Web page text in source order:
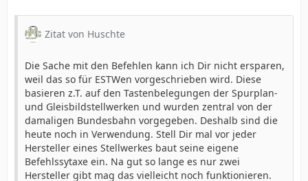
Zitat von Huschte
Die Sache mit den Befehlen kann ich Dir nicht ersparen,
weil das so für ESTWen vorgeschrieben wird. Diese
basieren z.T. auf den Tastenbelegungen der Spurplan-
und Gleisbildstellwerken und wurden zentral von der
damaligen Bundesbahn vorgegeben. Deshalb sind die
heute noch in Verwendung. Stell Dir mal vor jeder
Hersteller eines Stellwerkes baut seine eigene
Befehlssytaxe ein. Na gut so lange es nur zwei
Hersteller gibt mag das vielleicht noch funktionieren.